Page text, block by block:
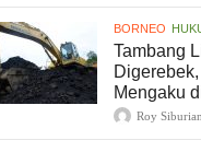
BORNEO
Tambang
Mengaku
Roy Siburian